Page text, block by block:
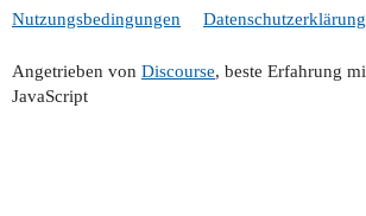
Nutzungsbedingungen Datenschutzerklärung
Angetrieben von Discourse, beste Erfahrung
JavaScript